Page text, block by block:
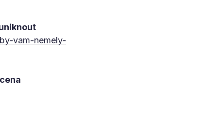
vam-nemely-